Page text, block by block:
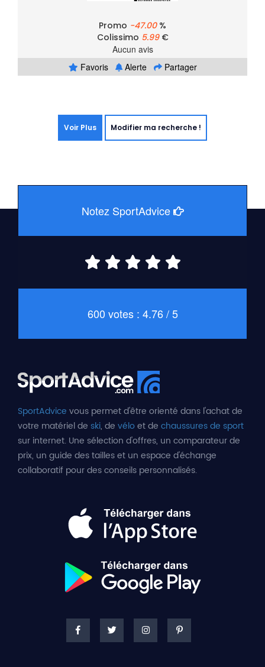
Promo -47.00%
Colissimo 5.99€
Aucun avis
Favoris
Alerte Partager
Voir Plus Modifier ma recherche !
Notez SportAdvice
600 votes : 4.76 / 5
SportAdvice vous permet d'être orienté dans l'achat de
votre matériel de ski, de véloet de chaussures de sport
sur internet. Une sélection d'offres, un comparateur de
prix, un guide des tailles et un espace d'échange
collaboratif pour des conseils personnalisés.